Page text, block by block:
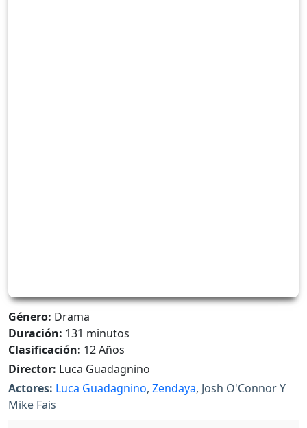
Género: Drama
Duración: 131 minutos
Clasificación: 12 Años
Director: Luca Guadagnino
Actores: Luca Guadagnino, Zendaya, Josh O'Connor Y
Mike Fais